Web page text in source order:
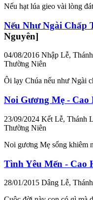
Nếu hạt lúa gieo vài lòng đát
Nếu Như Ngài Chấp
Nguyên]
04/08/2016 Nhập Lễ,
Thường Niên
Ôi lạy Chúa nếu như Ngài
Noi Gương Mẹ - Cao
23/09/2024 Kết Lễ, Thánh
Thường Niên
Noi gương Mẹ sống khiêm
Tình Yêu Mến - Cao
28/01/2015 Dâng Lễ,